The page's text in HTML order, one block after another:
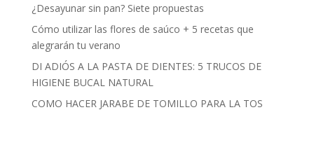
¿Desayunar sin pan? Siete propuestas
Cómo utilizar las flores de saúco + 5 recetas que
alegrarán tu verano
DI ADIÓS A LA PASTA DE DIENTES: 5 TRUCOS DE
HIGIENE BUCAL NATURAL
COMO HACER JARABE DE TOMILLO PARA LA TOS